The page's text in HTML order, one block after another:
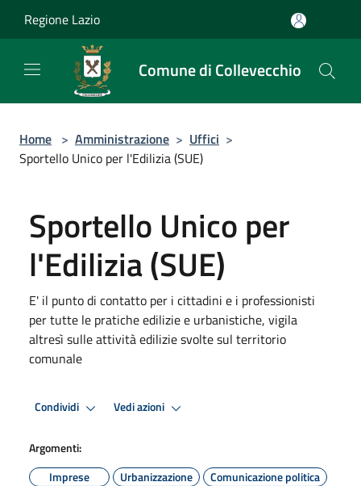
Regione Lazio
Comune di Collevecchio
Home > Amministrazione > Uffici >
Sportello Unico per l'Edilizia (SUE)
Sportello Unico per
l'Edilizia (SUE)
E' il punto di contatto per i cittadini e i professionisti
per tutte le pratiche edilizie e urbanistiche, vigila
altresì sulle attività edilizie svolte sul territorio
comunale
Condividi Vedi azioni
Argomenti:
Imprese
Urbanizzazione Comunicazione politica